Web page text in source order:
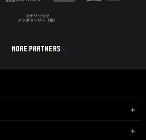
MORE PARTNERS